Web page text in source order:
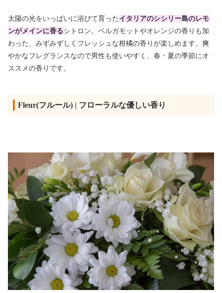
太陽の光をいっぱいに浴びて育った イタリアのシシリー島のレモ
ンがメインに香るシトロン。ベルガモットやオレンジの香りも加
わった、みずみずしくフレッシュな柑橘の香りが楽しめます。爽
やかなフレグランスなので男性も使いやすく、春・夏の季節にオ
ススメの香りです。
Fleur(フルール) | フローラルな優しい香り